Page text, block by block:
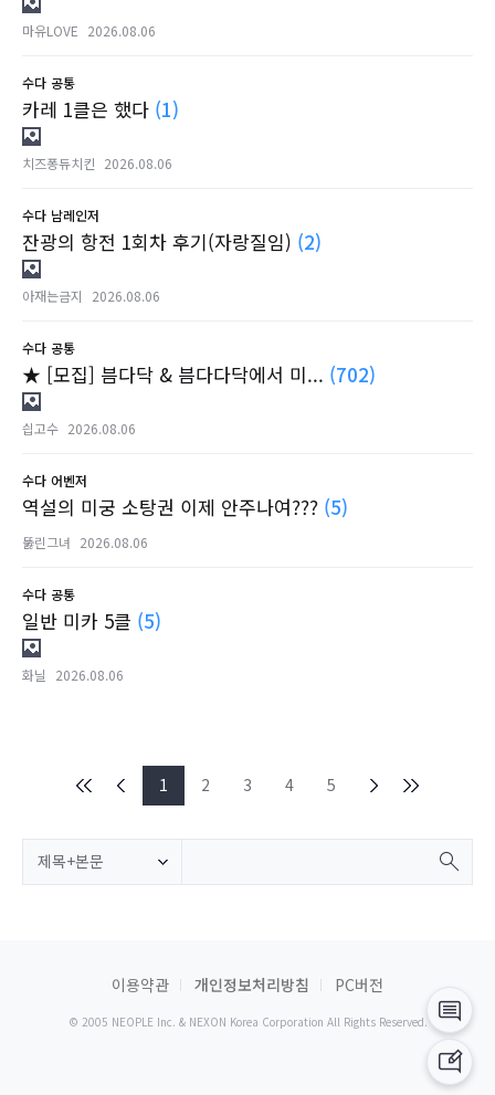
마유LOVE 2026.08.06
수다 공통
카레 1클은 했다 (1)
치즈퐁듀치킨 2026.08.06
수다 남레인저
잔광의 항전 1회차 후기(자랑질임) (2)
아재는금지 2026.08.06
수다 공통
★ [모집] 븜다닥 & 븜다다닥에서 미... (702)
싑고수 2026.08.06
수다 어벤저
역설의 미궁 소탕권 이제 안주나여??? (5)
뚫린그녀 2026.08.06
수다 공통
일반 미카 5클 (5)
화닐 2026.08.06
1 2 3 4 5
제목+본문
이용약관 개인정보처리방침 PC버전
© 2005 NEOPLE Inc. & NEXON Korea Corporation All Rights Reserved.